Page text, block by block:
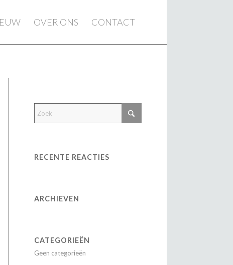
OVER ONS CONTACT
RECENTE REACTIES
ARCHIEVEN
CATEGORIEËN
Geen categorieën